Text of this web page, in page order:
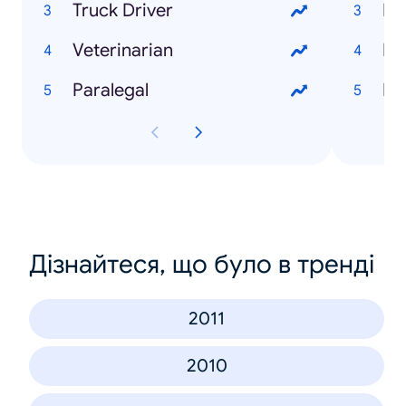
Truck Driver
Veterinarian
Paralegal
Дізнайтеся, що було в тренді
2011
2010